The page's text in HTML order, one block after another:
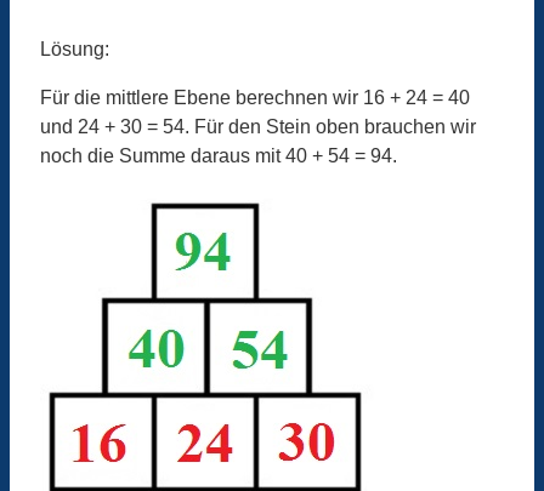
Lösung:
Für die mittlere Ebene berechnen wir 16 + 24 = 40
und 24 + 30 = 54. Für den Stein oben brauchen wir
noch die Summe daraus mit 40 + 54 = 94.